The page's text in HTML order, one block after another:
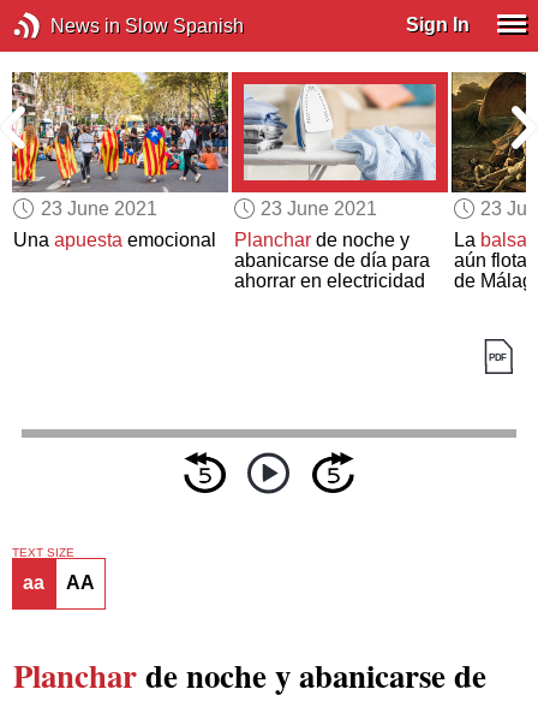
News in Slow Spanish Sign In
23 June 2021
Unaapuesta emocional
23 June 2021
Plancharde noche y
abanicarse de día para
ahorrar en electricidad
23
La balsa
aún flota
de
TEXT SIZE
aa AA
Plancharde noche y abanicarse de